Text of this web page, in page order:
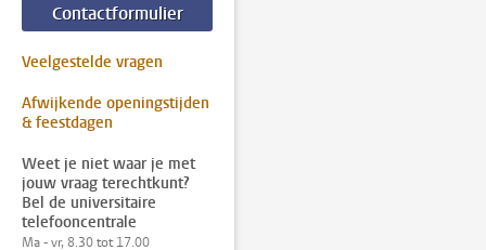
Contactformulier
Veelgestelde vragen
Afwijkende openingstijden
& feestdagen
Weet je niet waar je met
jouw vraag terechtkunt?
Bel de universitaire
telefooncentrale
Ma - vr, 8.30 tot 17.00